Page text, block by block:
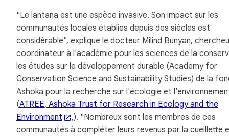
"Le lantana est une espèce invasive. Son impact sur les
communautés locales établies depuis des siècles est
considérable", explique le docteur Milind Bunyan,
coordinateur à l'académie pour les sciences de la
les études sur le développement durable (Academy for
Conservation Science and Sustainability Studies) de la
Ashoka pour la recherche sur l'écologie et
(ATREE, Ashoka Trust for Research in Ecology and the
Environment
,). "Nombreux sont les membres de ces
communautés à compléter leurs revenus par la cueillette